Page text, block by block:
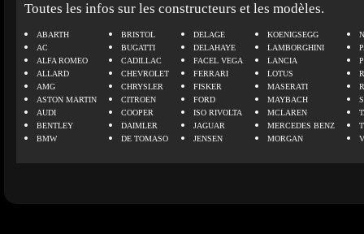
Toutes les infos sur les constructeurs et les modèles.
ABARTH
AC
ALFA ROMEO
ALLARD
AMG
ASTON MARTIN
AUDI
BENTLEY
BMW
BRISTOL
BUGATTI
CADILLAC
CHEVROLET
CHRYSLER
CITROEN
COOPER
DAIMLER
DE TOMASO
DELAGE
DELAHAYE
FACEL VEGA
FERRARI
FISKER
FORD
ISO RIVOLTA
JAGUAR
JENSEN
KOENIGSEGG
LAMBORGHINI
LANCIA
LOTUS
MASERATI
MAYBACH
MCLAREN
MERCEDES BENZ
MORGAN